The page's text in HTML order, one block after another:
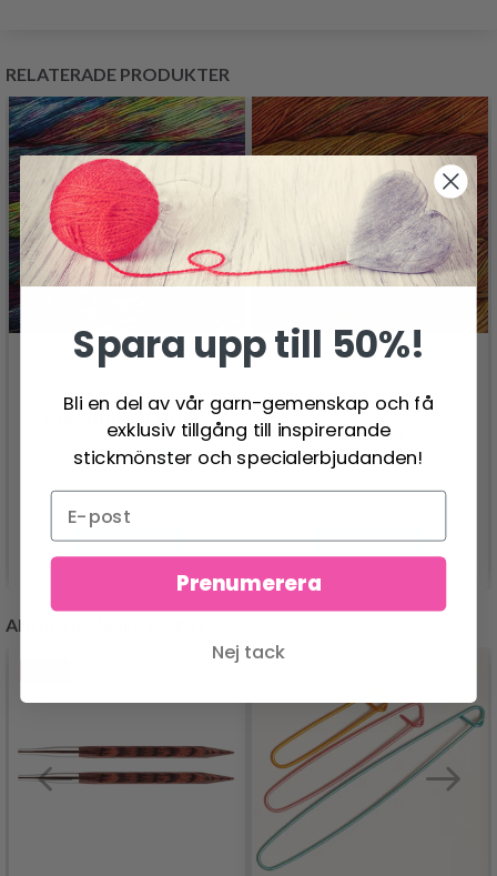
RELATERADE PRODUKTER
MALABRIGO RIOS
167.00 SEK
MALABRIGO SEIS
CABOS
166.00 SEK
ANDRA KUNDER KÖPTE
Spara upp till 50%!
Bli en del av vår garn-gemenskap och få
exklusiv tillgång till inspirerande
stickmönster och specialerbjudanden!
Prenumerera
Nej tack